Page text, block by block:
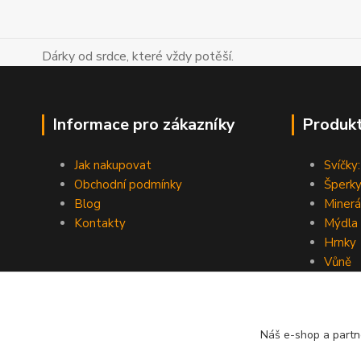
Dárky od srdce, které vždy potěší.
Informace pro zákazníky
Jak nakupovat
Obchodní podmínky
Blog
Kontakty
Svíčky:
Mýdla
Hrnky
Vůně
Náš e-shop a